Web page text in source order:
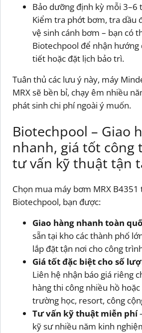
Bảo dưỡng định kỳ mỗi 3–6
Kiểm tra phớt bơm, tra dầu
vệ sinh cánh bơm – bạn có
Biotechpool để nhận hướng
tiết hoặc đặt lịch bảo trì.
Tuân thủ các lưu ý này, máy
MRX sẽ bền bỉ, chạy êm nhiều
phát sinh chi phí ngoài ý muốn.
Biotechpool – Giao
nhanh, giá tốt công
tư vấn kỹ thuật tận
Chọn mua máy bơm MRX B4351
Biotechpool, bạn được:
Giao hàng nhanh toàn
sẵn tại kho các thành phố
lắp đặt tận nơi cho công
Giá tốt đặc biệt cho số
Liên hệ nhận báo giá riêng
hàng thi công nhiều hồ hoặc
trường học, resort, công
Tư vấn kỹ thuật miễn phí
kỹ sư nhiều năm kinh